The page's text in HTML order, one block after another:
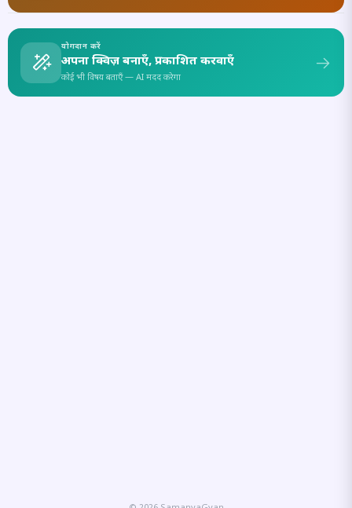
योगदान करें
अपना क्विज़ बनाएँ, प्रकाशित करवाएँ
कोई भी विषय बताएँ — AI मदद करेगा